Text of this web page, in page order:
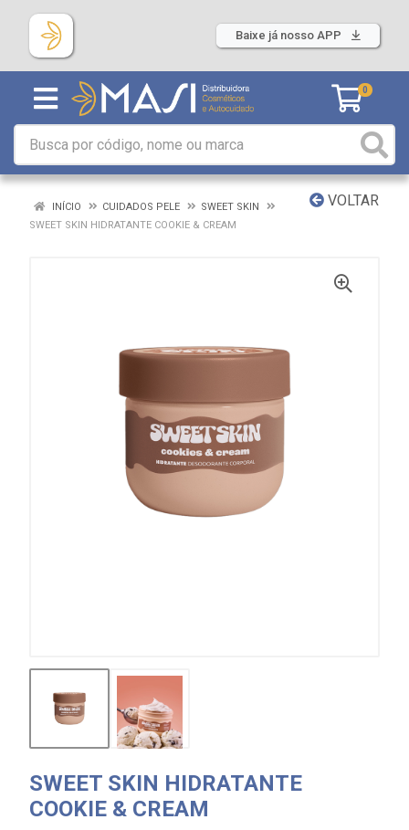
Baixe já nosso APP
0
VOLTAR
INÍCIO CUIDADOS PELE
SWEET SKIN
SWEET SKIN HIDRATANTE COOKIE & CREAM
SWEET SKIN HIDRATANTE
COOKIE & CREAM